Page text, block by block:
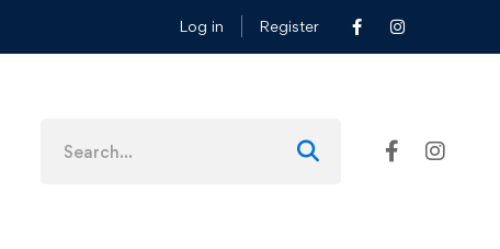
Log in Register
for: